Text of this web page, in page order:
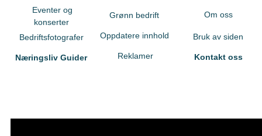
Eventer og
konserter
Bedriftsfotografer
Næringsliv Guider
Grønn bedrift
Oppdatere innhold
Reklamer
Om oss
Bruk av siden
Kontakt oss